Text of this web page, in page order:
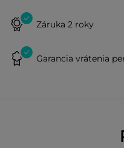
Záruka 2 roky
Garancia vrátenia